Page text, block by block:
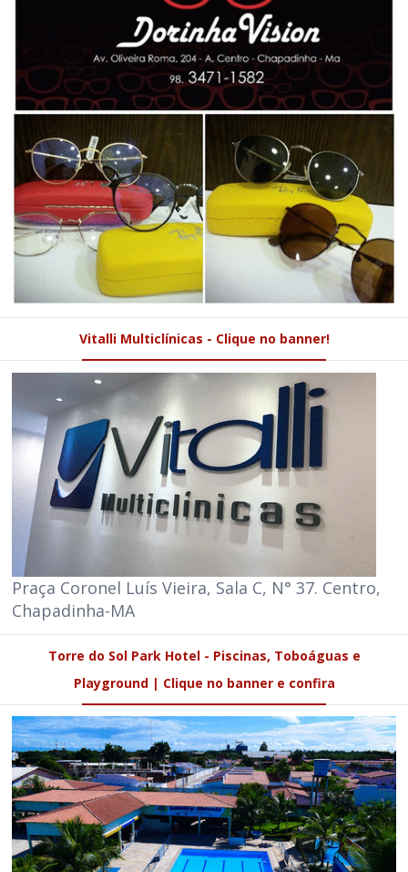
Vitalli Multiclínicas - Clique no banner!
Praça Coronel Luís Vieira, Sala C, N° 37. Centro,
Chapadinha-MA
Torre do Sol Park Hotel - Piscinas, Toboáguas e
Playground | Clique no banner e confira